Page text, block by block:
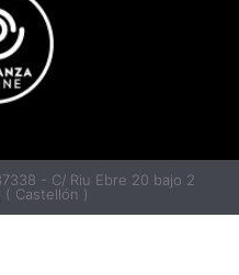
- C/ Riu Ebre 20 bajo 2
( Castellón )